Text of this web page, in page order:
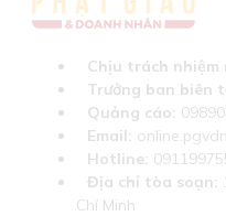
Chịu trách nhiệm
Trưởng ban biên
Quảng cáo:
Email:
Hotline:
Địa chỉ tòa soạn:
Chí Minh